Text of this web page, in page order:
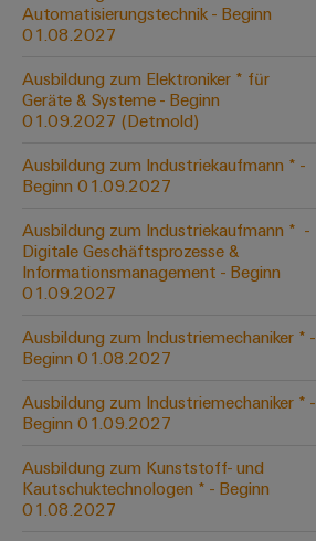
Verbindungslösungen
für
Konventionelle
Energieerzeugung
Zukunftssicherheit
für
bewährte
Maschinenbau
Lösungen
für
verschiedene
Segmente
der
und
Fabrikautomation
Öl
&
Systeme
Lösungen
Dezentrale
Automatisierung
Lösungen
IIoT
&
Automation
Software
Industrial
Industrial
Automation
Elektronikgehäuse
Blitz-
und
Überspannungsschutz
PV
Feldbusverteiler
Automatisierung
&
Software
I/O-
Systeme
Technischer
Support
Umweltbezogene
Produktkonformität
Engineering
Daten
Technische
Produktkataloge
Reparatur
und
Ersatzteile
Trainings
Webinare
PSIRT
Pressekontakt
Unsere
IIoT
and
Partner
Netzwerk
IIoT
Automation
Solution
Offene
Ausbildungs-
und
Studienplätze
Aktuelle
Termine
Workshops
für
Schulklassen
Automatisierungstechnik - Beginn
01.08.2027
Ausbildung zum Elektroniker * für
Geräte & Systeme - Beginn
01.09.2027 (Detmold)
Ausbildung zum Industriekaufmann * -
Beginn 01.09.2027
Ausbildung zum Industriekaufmann * ​ -
Digitale Geschäftsprozesse &
Informationsmanagement - Beginn
01.09.2027
Ausbildung zum Industriemechaniker * -
Beginn 01.08.2027
Ausbildung zum Industriemechaniker * -
Beginn 01.09.2027
Ausbildung zum Kunststoff- und
Kautschuktechnologen * - Beginn
01.08.2027